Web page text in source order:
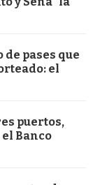
pases que
el
puertos,
Banco